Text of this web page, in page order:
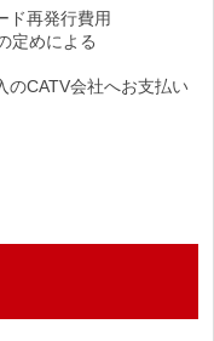
ド再発行費用
定めによる
のCATV会社へお支払い